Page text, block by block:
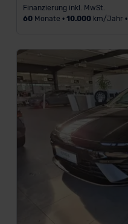
Finanzierung inkl. MwSt.
60Monate • 10.000km/Jahr •